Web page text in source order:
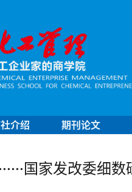
介绍 期刊论文
国家发改委细